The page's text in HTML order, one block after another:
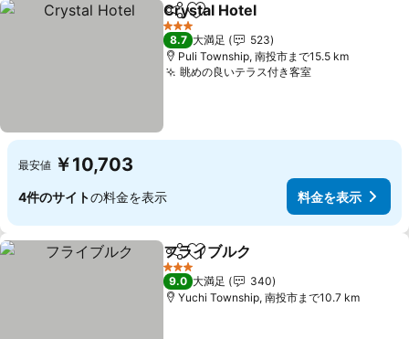
シェアお気に入りに追加
Crystal Hotel
3 ホテルのランク
8.7 大満足
523
Puli Township, 南投市まで15.5 km
眺めの良いテラス付き客室料金を表示
最安値 ￥10,703
4件のサイトの料金を表示 料金を表示
シェアお気に入りに追加
フライブルク
3 ホテルのランク
9.0 大満足
340
Yuchi Township, 南投市まで10.7 km